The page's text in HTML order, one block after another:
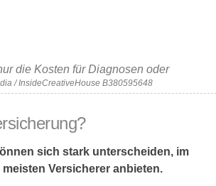
die Kosten für Diagnosen oder
/ InsideCreativeHouse B380595648
sich stark unterscheiden, im
Versicherer anbieten.